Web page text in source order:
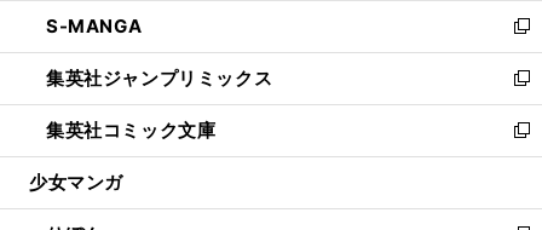
く
で
開
く
ド
ウ
で
開
く
ィ
ン
ド
ウ
で
開
し
い
ウ
ィ
ン
ド
ウ
開
S-MANGA
新
し
い
ウ
ィ
ン
ウ
集英社ジャンプリミックス
新
し
い
ウ
ン
集英社コミック文庫
新
し
ウ
少女マンガ